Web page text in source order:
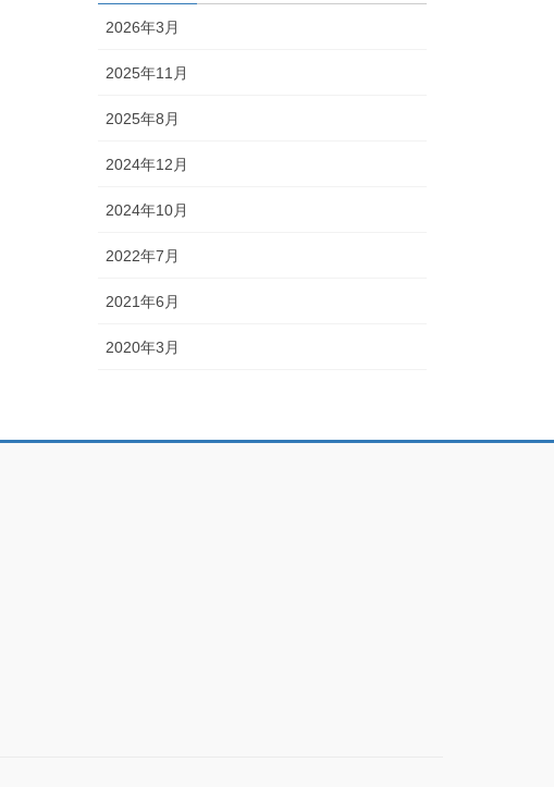
2026年3月
2025年11月
2025年8月
2024年12月
2024年10月
2022年7月
2021年6月
2020年3月